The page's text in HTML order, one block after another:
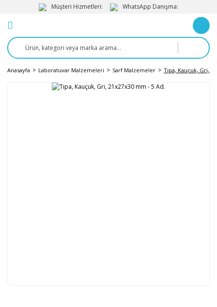
Müşteri Hizmetleri: WhatsApp Danışma:
Anasayfa Laboratuvar Malzemeleri Sarf Malzemeler Tıpa, Kauçuk, Gri,